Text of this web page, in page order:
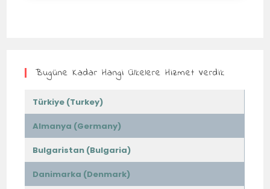
Bugüne Kadar Hangi Ülkelere Hizmet Verdik
Türkiye (Turkey)
Almanya (Germany)
Bulgaristan (Bulgaria)
Danimarka (Denmark)